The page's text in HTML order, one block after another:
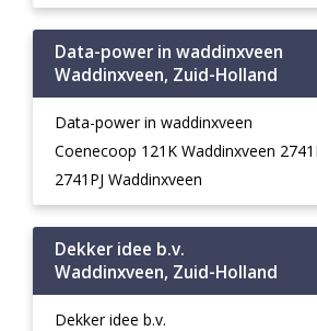
Data-power in waddinxveen
Waddinxveen, Zuid-Holland
Data-power in waddinxveen
Coenecoop 121K Waddinxveen
2741PJ Waddinxveen
Dekker idee b.v.
Waddinxveen, Zuid-Holland
Dekker idee b.v.